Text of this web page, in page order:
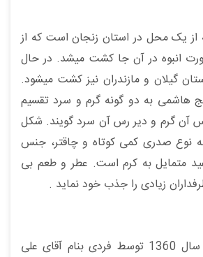
از یک محل در استان زنجان است که از
انبوه در آن جا کشت میشد. در حال
گیلان و مازندران نیز کشت میشود.
هاشمی به دو گونه گرم و سرد تقسیم
آن گرم و دیر رس آن سرد گویند. شکل
نوع صدری کمی کوتاه و چاقتر، جنس
متمایل به کرم است. عطر و طعم بی
زیادی را جذب خود نماید .
برنج علی کاظمی در سال 1360 توسط فردی بنام آقای علی